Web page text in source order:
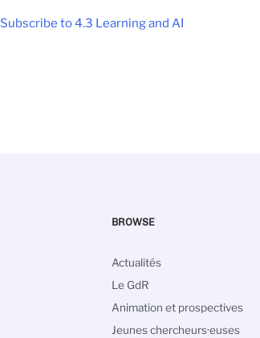
Subscribe to 4.3 Learning and AI
BROWSE
Main
navigation
Actualités
Le GdR
Animation et prospectives
Jeunes chercheurs·euses